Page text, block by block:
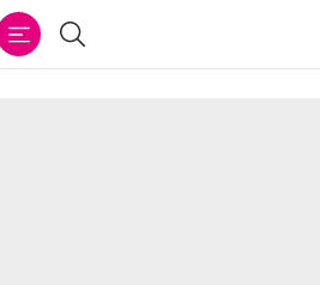
Cercar